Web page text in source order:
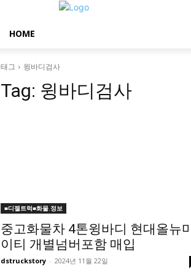
HOME
태그 윙바디검사
Tag: 윙바디검사
■디젤트럭■화물.정보
중고화물차 4톤윙바디 현대올뉴
이티 개별넘버포함 매입
dstruckstory - 2024년 11월 22일